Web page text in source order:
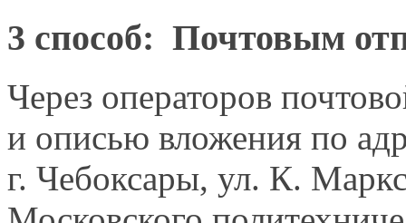
3 способ: Почтовым
Через операторов
и описью вложения по
г. Чебоксары, ул. К.